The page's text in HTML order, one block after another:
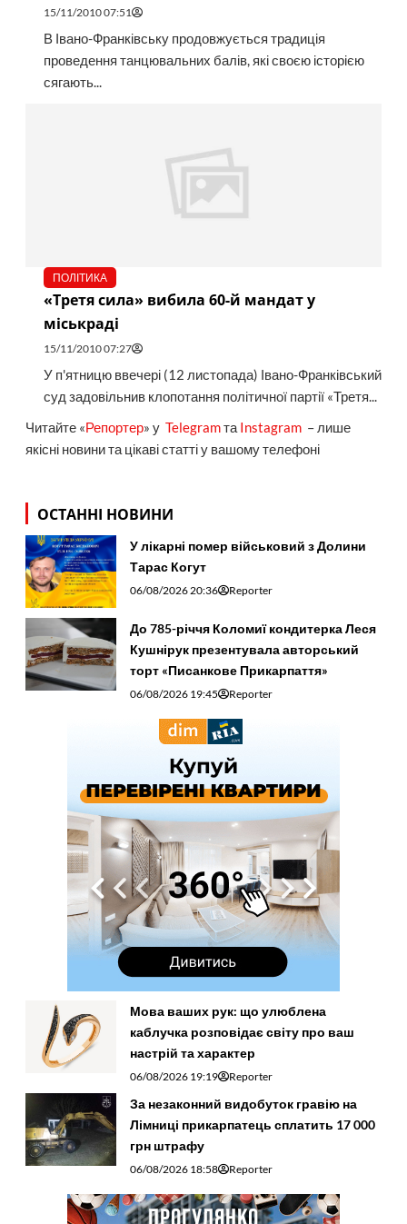
15/11/2010 07:51
В Івано-Франківську продовжується традиція
проведення танцювальних балів, які своєю історією
сягають...
ПОЛІТИКА
«Третя сила» вибила 60-й мандат у
міськраді
15/11/2010 07:27
У п'ятницю ввечері (12 листопада) Івано-Франківський
суд задовільнив клопотання політичної партії «Третя...
Читайте «Репортер» у Telegramта Instagram– лише
якісні новини та цікаві статті у вашому телефоні
ОСТАННІ НОВИНИ
У лікарні помер військовий з Долини
Тарас Когут
06/08/2026 20:36 Reporter
До 785-річчя Коломиї кондитерка Леся
Кушнірук презентувала авторський
торт «Писанкове Прикарпаття»
06/08/2026 19:45 Reporter
Мова ваших рук: що улюблена
каблучка розповідає світу про ваш
настрій та характер
06/08/2026 19:19 Reporter
За незаконний видобуток гравію на
Лімниці прикарпатець сплатить 17 000
грн штрафу
06/08/2026 18:58 Reporter